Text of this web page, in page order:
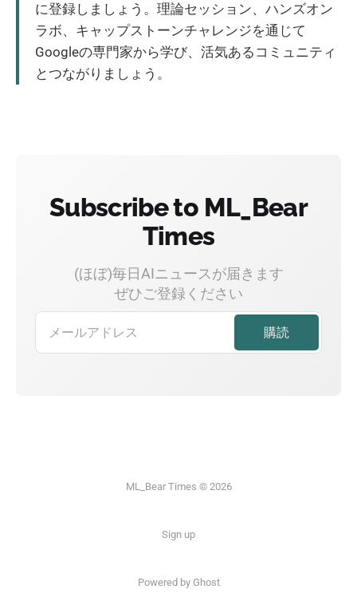
に登録しましょう。理論セッション、ハンズオン
ラボ、キャップストーンチャレンジを通じて
Googleの専門家から学び、活気あるコミュニティ
とつながりましょう。
Subscribe to ML_Bear
Times
(ほぼ)毎日AIニュースが届きます
ぜひご登録ください
ML_Bear Times © 2026
Sign up
Powered by Ghost